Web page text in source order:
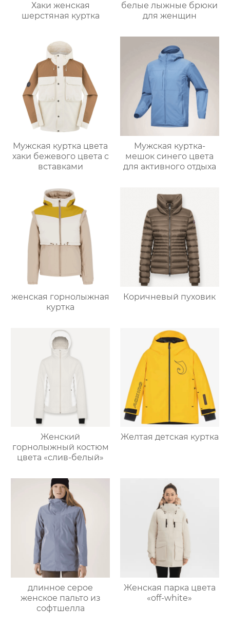
Хаки женская
шерстяная куртка
белые лыжные брюки
для женщин
Мужская куртка цвета
хаки бежевого цвета с
вставками
Мужская куртка-
мешок синего цвета
для активного отдыха
женская горнолыжная
куртка
Коричневый пуховик
Женский
горнолыжный костюм
цвета «слив-белый»
Желтая детская куртка
длинное серое
женское пальто из
софтшелла
Женская парка цвета
«off-white»